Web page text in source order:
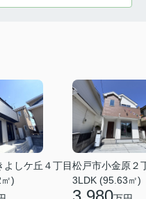
よしケ丘４丁目
)
松戸市小金原２
3LDK (95.63㎡)